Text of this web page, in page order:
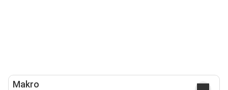
Makro